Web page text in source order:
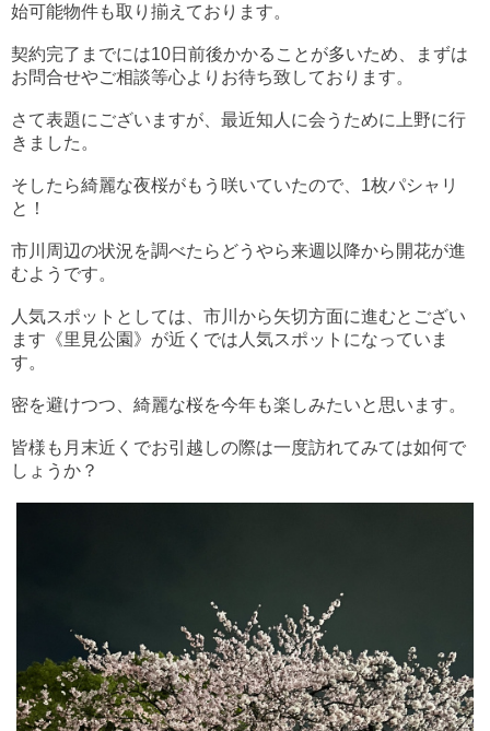
始可能物件も取り揃えております。
契約完了までには10日前後かかることが多いため、まずは
お問合せやご相談等心よりお待ち致しております。
さて表題にございますが、最近知人に会うために上野に行
きました。
そしたら綺麗な夜桜がもう咲いていたので、1枚パシャリ
と！
市川周辺の状況を調べたらどうやら来週以降から開花が進
むようです。
人気スポットとしては、市川から矢切方面に進むとござい
ます《里見公園》が近くでは人気スポットになっていま
す。
密を避けつつ、綺麗な桜を今年も楽しみたいと思います。
皆様も月末近くでお引越しの際は一度訪れてみては如何で
しょうか？